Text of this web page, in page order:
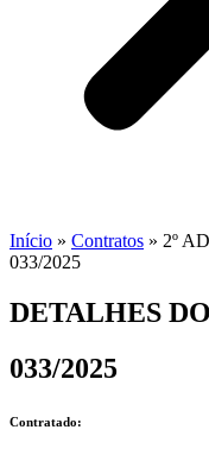
Início » Contratos » 2º
033/2025
DETALHES
033/2025
Contratado: